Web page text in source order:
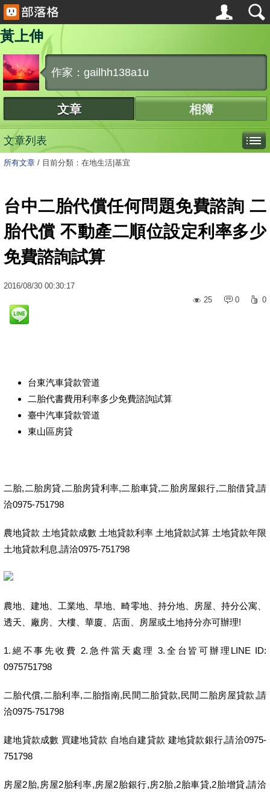
黃上伸
作家：gailhh138a1u
文章 相簿
文章列表
所有文章 / 目前分類：在地生活|基宜
台中二胎代償任何問題免費諮詢 二
胎代償 不動產二順位設定利率多少
免費諮詢試算
2016/08/30 00:30:17
25
0 0
台東汽車貸款管道
二胎代書費用利率多少免費諮詢試算
臺中汽車貸款管道
東山區房貸
二胎,二胎房貸,二胎房貸利率,二胎車貸,二胎房屋銀行,二胎借貸,請
洽0975-751798
農地貸款 土地貸款成數 土地貸款利率 土地貸款試算 土地貸款年限
土地貸款利息,請洽0975-751798
農地、建地、工業地、旱地、畸零地、持分地、房屋、持分公寓、
透天、廠房、大樓、華廈、店面、房屋或土地持分亦可辦理!
1.絕不事先收費 2.急件當天處理 3.全台皆可辦理LINE ID:
0975751798
二胎代償,二胎利率,二胎指南,民間二胎貸款,民間二胎房屋貸款,請
洽0975-751798
建地貸款成數 買建地貸款 自地自建貸款 建地貸款銀行,請洽0975-
751798
房屋2胎,房屋2胎利率,房屋2胎銀行,房2胎,2胎車貸,2胎增貸,請洽